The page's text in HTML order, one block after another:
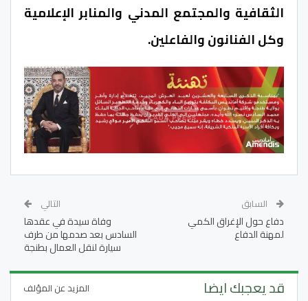
الثقافية والمجتمع المدني والمنابر الإعلامية
وكل الفنانون والفاعلين.
السابق
دفاع حول الإغراق الكمي
لمهنة الدفاع
التالي
وفاة سيدة في عقدها
السادس بعد صدمها من طرف
سيارة لنقل العمال بطنجة
قد يعجبك ايضا المزيد عن المؤلف